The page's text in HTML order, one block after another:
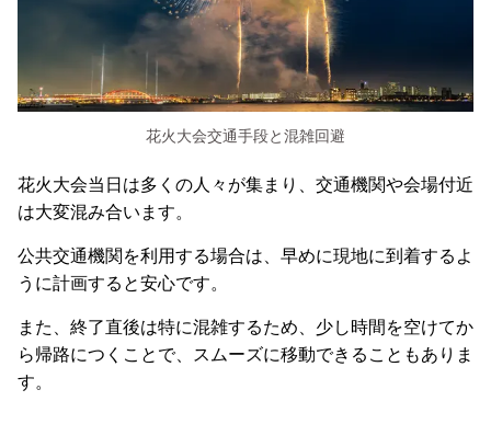
花火大会交通手段と混雑回避
花火大会当日は多くの人々が集まり、交通機関や会場付近
は大変混み合います。
公共交通機関を利用する場合は、早めに現地に到着するよ
うに計画すると安心です。
また、終了直後は特に混雑するため、少し時間を空けてか
ら帰路につくことで、スムーズに移動できることもありま
す。